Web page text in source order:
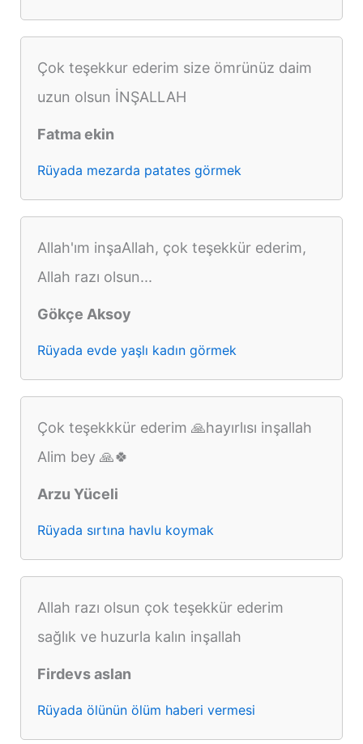
Çok teşekkur ederim size ömrünüz daim
uzun olsun İNŞALLAH
Fatma ekin
Rüyada mezarda patates görmek
Allah'ım inşaAllah, çok teşekkür ederim,
Allah razı olsun...
Gökçe Aksoy
Rüyada evde yaşlı kadın görmek
Çok teşekkkür ederim 🙏hayırlısı inşallah
Alim bey 🙏🍀
Arzu Yüceli
Rüyada sırtına havlu koymak
Allah razı olsun çok teşekkür ederim
sağlık ve huzurla kalın inşallah
Firdevs aslan
Rüyada ölünün ölüm haberi vermesi